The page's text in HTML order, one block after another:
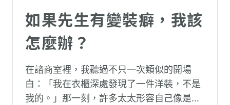
如果先生有變裝癖，我該
怎麼辦？
在諮商室裡，我聽過不只一次類似的開場
白：「我在衣櫃深處發現了一件洋裝，不是
我的。」那一刻，許多太太形容自己像是踩